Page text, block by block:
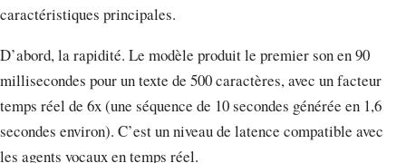
caractéristiques principales.
D’abord, la rapidité. Le modèle produit le premier son en 90
millisecondes pour un texte de 500 caractères, avec un facteur
temps réel de 6x (une séquence de 10 secondes générée en 1,6
secondes environ). C’est un niveau de latence compatible avec
les agents vocaux en temps réel.